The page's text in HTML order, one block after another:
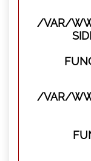
/VAR/
/VAR/